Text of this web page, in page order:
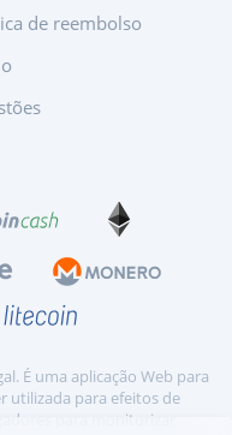
de reembolso
É uma aplicação Web para
utilizada para efeitos de
para monitorizar